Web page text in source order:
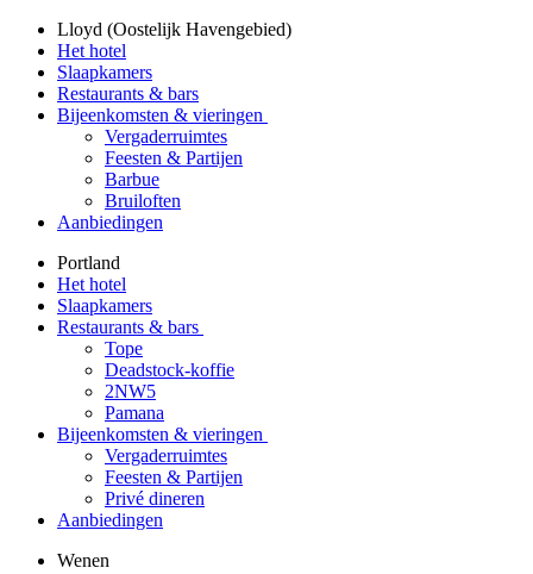
Lloyd (Oostelijk Havengebied)
Het hotel
Slaapkamers
Restaurants & bars
Bijeenkomsten & vieringen
Vergaderruimtes
Feesten & Partijen
Barbue
Bruiloften
Aanbiedingen
Portland
Het hotel
Slaapkamers
Restaurants & bars
Tope
Deadstock-koffie
2NW5
Pamana
Bijeenkomsten & vieringen
Vergaderruimtes
Feesten & Partijen
Privé dineren
Aanbiedingen
Wenen